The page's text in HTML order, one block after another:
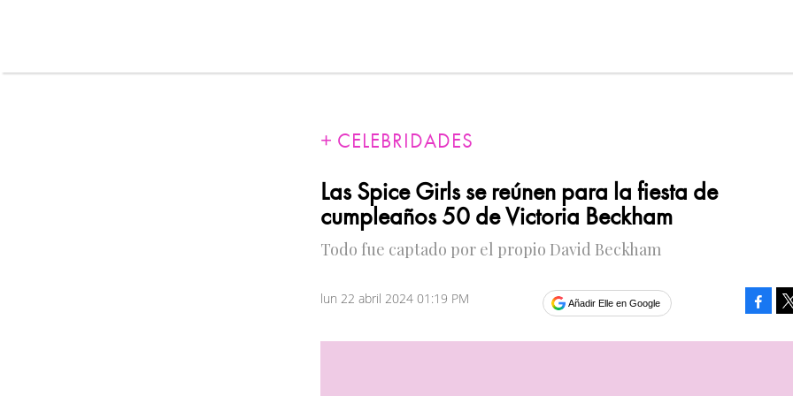
CELEBRIDADES
Las Spice Girls se reúnen para la fiesta de
cumpleaños 50 de Victoria Beckham
Todo fue captado por el propio David Beckham
lun 22 abril 2024 01:19 PM Añadir Elle en Google